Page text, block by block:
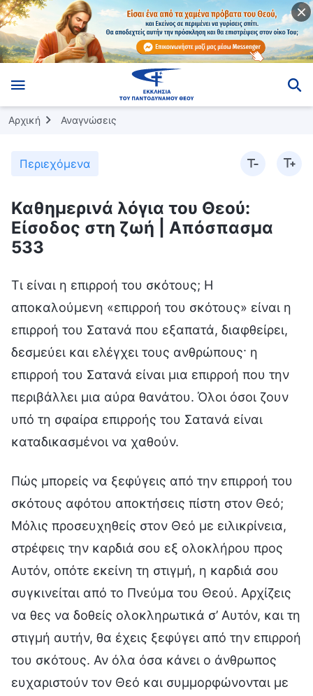
Αρχική Αναγνώσεις
Περιεχόμενα
Καθημερινά λόγια του Θεού:
Είσοδος στη ζωή | Απόσπασμα
533
Τι είναι η επιρροή του σκότους; Η
αποκαλούμενη «επιρροή του σκότους» είναι η
επιρροή του Σατανά που εξαπατά, διαφθείρει,
δεσμεύει και ελέγχει τους ανθρώπους· η
επιρροή του Σατανά είναι μια επιρροή που την
περιβάλλει μια αύρα θανάτου. Όλοι όσοι ζουν
υπό τη σφαίρα επιρροής του Σατανά είναι
καταδικασμένοι να χαθούν.
Πώς μπορείς να ξεφύγεις από την επιρροή του
σκότους αφότου αποκτήσεις πίστη στον Θεό;
Μόλις προσευχηθείς στον Θεό με ειλικρίνεια,
στρέφεις την καρδιά σου εξ ολοκλήρου προς
Αυτόν, οπότε εκείνη τη στιγμή, η καρδιά σου
συγκινείται από το Πνεύμα του Θεού. Αρχίζεις
να θες να δοθείς ολοκληρωτικά σ’ Αυτόν, και τη
στιγμή αυτήν, θα έχεις ξεφύγει από την επιρροή
του σκότους. Αν όλα όσα κάνει ο άνθρωπος
ευχαριστούν τον Θεό και συμμορφώνονται με